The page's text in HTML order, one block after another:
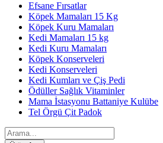
Efsane Fırsatlar
Köpek Mamaları 15 Kg
Köpek Kuru Mamaları
Kedi Mamaları 15 kg
Kedi Kuru Mamaları
Köpek Konserveleri
Kedi Konserveleri
Kedi Kumları ve Çiş Pedi
Ödüller Sağlık Vitaminler
Mama İstasyonu Battaniye Kulübe
Tel Örgü Çit Padok